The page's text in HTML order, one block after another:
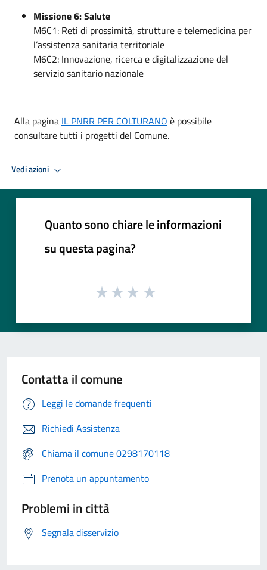
Missione 6: Salute
M6C1: Reti di prossimità, strutture e telemedicina per
l’assistenza sanitaria territoriale
M6C2: Innovazione, ricerca e digitalizzazione del
servizio sanitario nazionale
Alla pagina IL PNRR PER COLTURANO è possibile
consultare tutti i progetti del Comune.
Vedi azioni
Quanto sono chiare le informazioni
su questa pagina?
Contatta il comune
Leggi le domande frequenti
Richiedi Assistenza
Chiama il comune 0298170118
Prenota un appuntamento
Problemi in città
Segnala disservizio